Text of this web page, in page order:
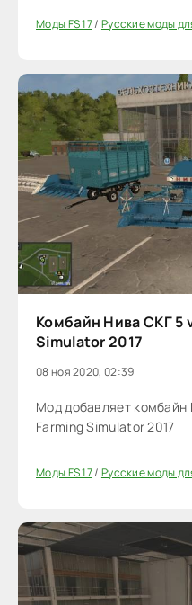
Моды FS 17/ Русские моды
Комбайн Нива СКГ 5
Simulator 2017
08 ноя 2020, 02:39
Мод добавляет комбайн
Farming Simulator 2017
Моды FS 17/ Русские моды